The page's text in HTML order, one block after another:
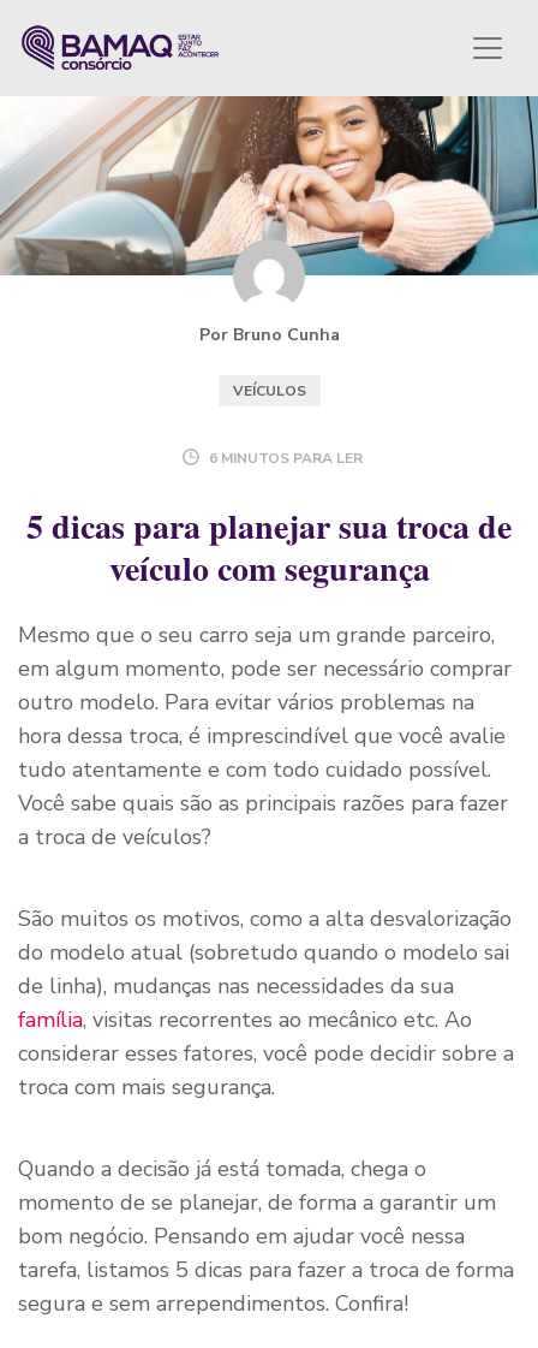
Por Bruno Cunha
VEÍCULOS
6 MINUTOS PARA LER
5 dicas para planejar sua troca de
veículo com segurança
Mesmo que o seu carro seja um grande parceiro,
em algum momento, pode ser necessário comprar
outro modelo. Para evitar vários problemas na
hora dessa troca, é imprescindível que você avalie
tudo atentamente e com todo cuidado possível.
Você sabe quais são as principais razões para fazer
a troca de veículos?
São muitos os motivos, como a alta desvalorização
do modelo atual (sobretudo quando o modelo sai
de linha), mudanças nas necessidades da sua
família, visitas recorrentes ao mecânico etc. Ao
considerar esses fatores, você pode decidir sobre a
troca com mais segurança.
Quando a decisão já está tomada, chega o
momento de se planejar, de forma a garantir um
bom negócio. Pensando em ajudar você nessa
tarefa, listamos 5 dicas para fazer a troca de forma
segura e sem arrependimentos. Confira!